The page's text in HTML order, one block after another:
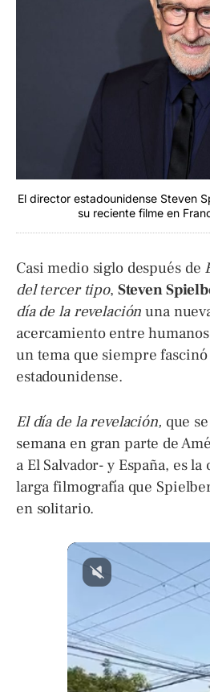
El director estadounidense Steven
su reciente filme en
Casi medio siglo después de
del tercer tipo, Steven
día de la revelación una
acercamiento entre
un tema que siempre
estadounidense.
El día de la revelación, que
semana en gran parte de
a El Salvador- y España, es
larga filmografía que
en solitario.